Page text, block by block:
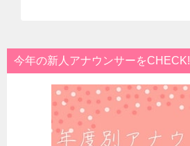
今年の新人アナウンサーをCHECK!